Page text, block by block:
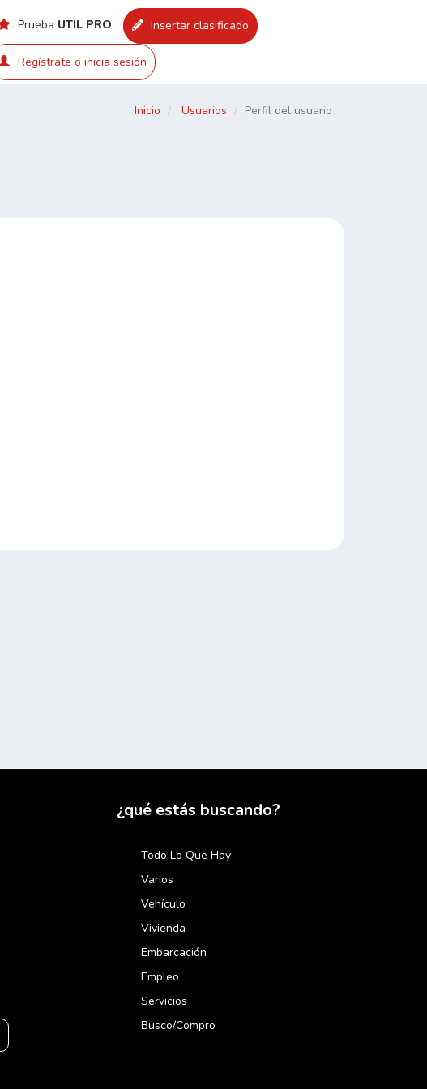
Prueba UTIL PRO Insertar clasificado
Regístrate o inicia sesión
Inicio Usuarios Perfil del usuario
¿qué estás buscando?
Todo Lo Que Hay
Varios
Vehículo
Vivienda
Embarcación
Empleo
Servicios
Busco/compro